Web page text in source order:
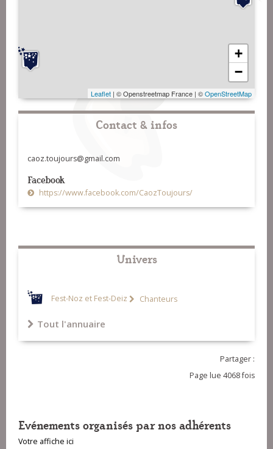
+
−
Leaflet | © Openstreetmap France | ©OpenStreetMap
Contact & infos
caoz.toujours@gmail.com
Facebook
https://www.facebook.com/CaozToujours/
Univers
Fest-Noz et Fest-Deiz Chanteurs
Tout l'annuaire
Partager :
Page lue 4068 fois
Evénements organisés par nos adhérents
Votre affiche ici